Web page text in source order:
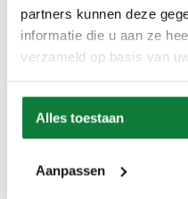
partners kunnen deze
informatie die u aan ze
verzameld op basis van
Alles toestaan
Aanpassen
Wandplank van
Vanaf€ 32,50